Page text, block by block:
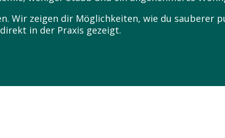
Wir zeigen dir Möglichkeiten, wie du sauberer
in der Praxis gezeigt.